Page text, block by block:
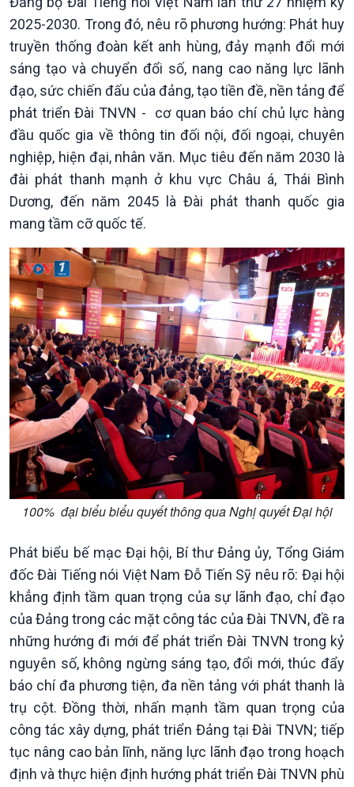
Tuyên chiến với gian lận
thương mại
đảo
Tìm hiểu biển, đảo Việt
Nam
Xã hội
Tin Đời sống & Xã hội
360 độ Sức khỏe
Chuyển đổi Xanh
Tài nguyên và Môi trường
Chuyên gia của bạn
Xã hội chuyển động
Bước chân đến trường
Khoa học & Công nghệ
Tin Khoa học & Công nghệ
Kết nối công nghệ
Sống chung với biến đổi
khí hậu
2025-2030. Trong đó, nêu rõ phương hướng: Phát huy
truyền thống đoàn kết anh hùng, đảy mạnh đổi mới
sáng tạo và chuyển đổi số, nang cao năng lực lãnh
đạo, sức chiến đấu của đảng, tạo tiền đề, nền tảng để
phát triển Đài TNVN - cơ quan báo chí chủ lực hàng
đầu quốc gia về thông tin đối nội, đối ngoại, chuyên
nghiệp, hiện đại, nhân văn. Mục tiêu đến năm 2030 là
đài phát thanh mạnh ở khu vực Châu á, Thái Bình
Dương, đến năm 2045 là Đài phát thanh quốc gia
mang tầm cỡ quốc tế.
100% đại biểu biểu quyết thông qua Nghị quyết Đại hội
Phát biểu bế mạc Đại hội, Bí thư Đảng ủy, Tổng Giám
đốc Đài Tiếng nói Việt Nam Đỗ Tiến Sỹ nêu rõ: Đại hội
khẳng định tầm quan trọng của sự lãnh đạo, chỉ đạo
của Đảng trong các mặt công tác của Đài TNVN, đề ra
những hướng đi mới để phát triển Đài TNVN trong kỷ
nguyên số, không ngừng sáng tạo, đổi mới, thúc đẩy
báo chí đa phương tiện, đa nền tảng với phát thanh là
trụ cột. Đồng thời, nhấn mạnh tầm quan trọng của
công tác xây dựng, phát triển Đảng tại Đài TNVN; tiếp
tục nâng cao bản lĩnh, năng lực lãnh đạo trong hoạch
định và thực hiện định hướng phát triển Đài TNVN phù